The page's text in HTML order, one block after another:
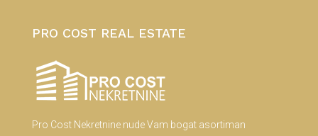
PRO COST REAL ESTATE
Pro Cost Nekretnine nude Vam bogat asortiman